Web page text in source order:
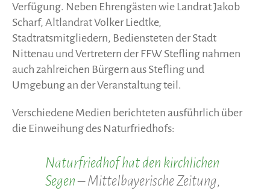
Verfügung. Neben Ehrengästen wie Landrat Jakob
Scharf, Altlandrat Volker Liedtke,
Stadtratsmitgliedern, Bediensteten der Stadt
Nittenau und Vertretern der FFW Stefling nahmen
auch zahlreichen Bürgern aus Stefling und
Umgebung an der Veranstaltung teil.
Verschiedene Medien berichteten ausführlich über
die Einweihung des Naturfriedhofs:
Naturfriedhof hat den kirchlichen
Segen– Mittelbayerische Zeitung,